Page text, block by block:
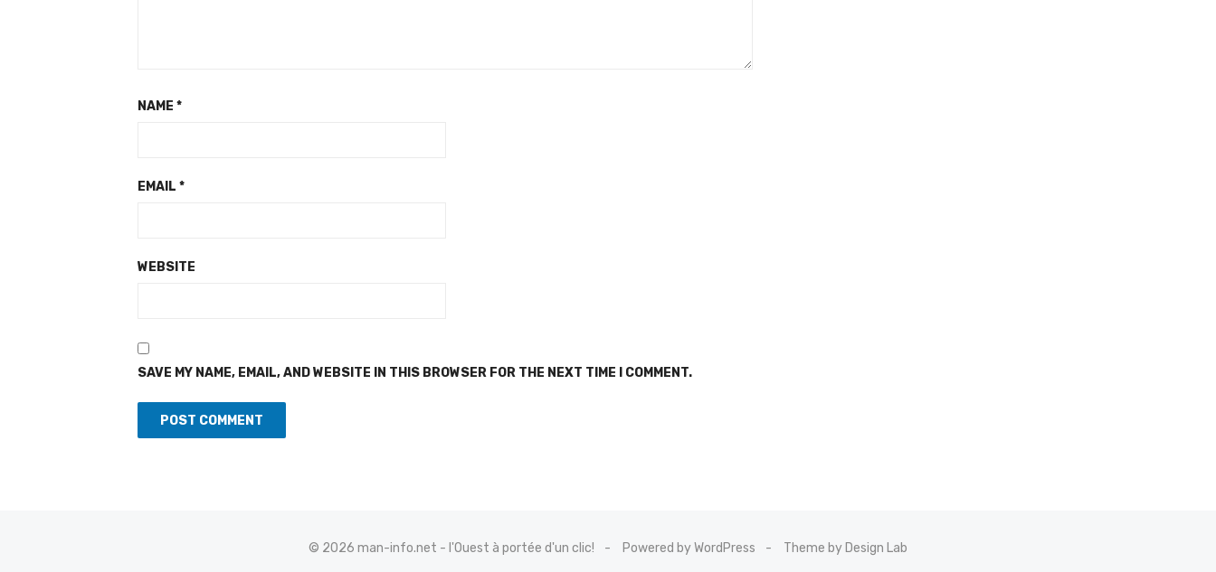
NAME *
EMAIL *
WEBSITE
SAVE MY NAME, EMAIL, AND WEBSITE IN THIS BROWSER FOR THE NEXT TIME I COMMENT.
© 2026 man-info.net - l'Ouest à portée d'un clic! Powered by WordPress Theme by Design Lab